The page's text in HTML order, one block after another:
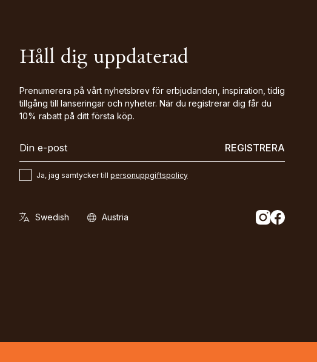
Håll dig uppdaterad
Prenumerera på vårt nyhetsbrev för erbjudanden, inspiration, tidig
tillgång till lanseringar och nyheter. När du registrerar dig får du
10% rabatt på ditt första köp.
REGISTRERA
Ja, jag samtycker till personuppgiftspolicy